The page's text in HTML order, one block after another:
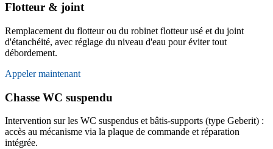
Flotteur & joint
Remplacement du flotteur ou du robinet flotteur usé et du joint
d'étanchéité, avec réglage du niveau d'eau pour éviter tout
débordement.
Appeler maintenant
Chasse WC suspendu
Intervention sur les WC suspendus et bâtis-supports (type Geberit) :
accès au mécanisme via la plaque de commande et réparation
intégrée.